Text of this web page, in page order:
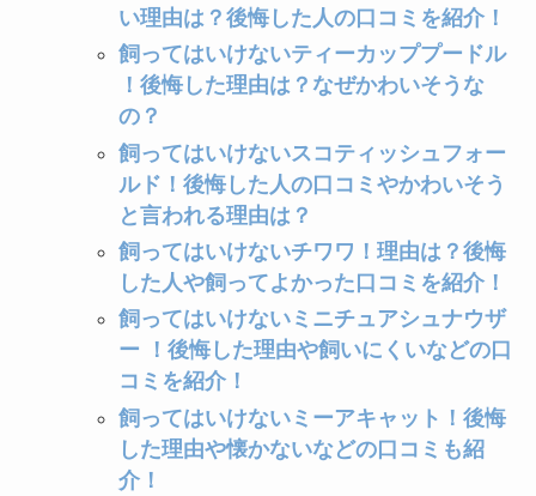
い理由は？後悔した人の口コミを紹介！
飼ってはいけないティーカッププードル
！後悔した理由は？なぜかわいそうな
の？
飼ってはいけないスコティッシュフォー
ルド！後悔した人の口コミやかわいそう
と言われる理由は？
飼ってはいけないチワワ！理由は？後悔
した人や飼ってよかった口コミを紹介！
飼ってはいけないミニチュアシュナウザ
ー ！後悔した理由や飼いにくいなどの口
コミを紹介！
飼ってはいけないミーアキャット！後悔
した理由や懐かないなどの口コミも紹
介！